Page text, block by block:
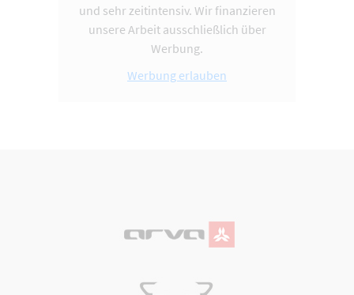
und sehr zeitintensiv. Wir finanzieren
unsere Arbeit ausschließlich über
Werbung.
Werbung erlauben